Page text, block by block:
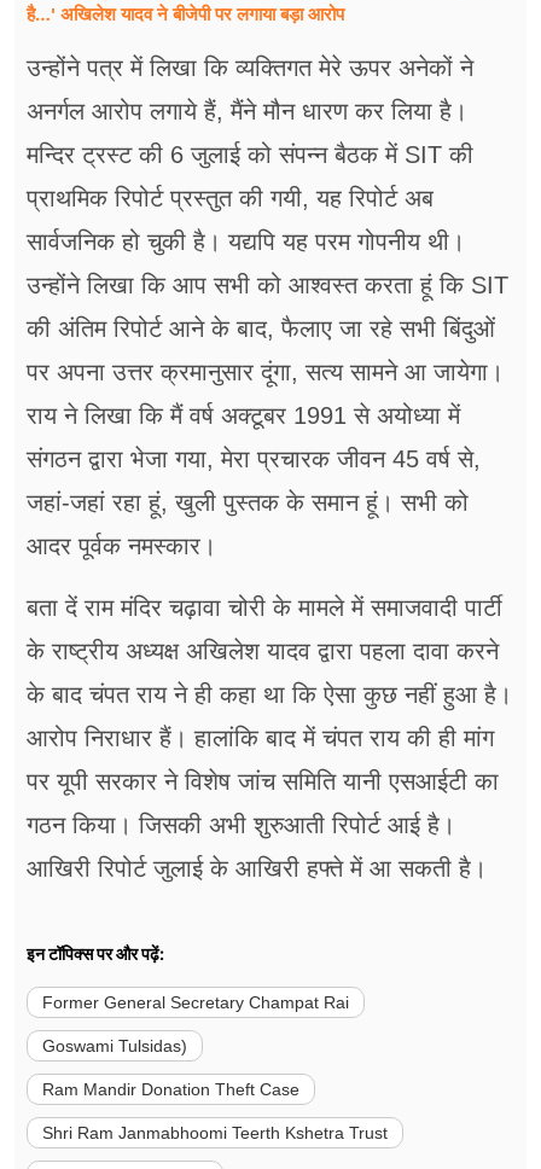
है…' अखिलेश यादव ने बीजेपी पर लगाया बड़ा आरोप
उन्होंने पत्र में लिखा कि व्यक्तिगत मेरे ऊपर अनेकों ने
अनर्गल आरोप लगाये हैं, मैंने मौन धारण कर लिया है।
मन्दिर ट्रस्ट की 6 जुलाई को संपन्न बैठक में SIT की
प्राथमिक रिपोर्ट प्रस्तुत की गयी, यह रिपोर्ट अब
सार्वजनिक हो चुकी है। यद्यपि यह परम गोपनीय थी।
उन्होंने लिखा कि आप सभी को आश्वस्त करता हूं कि SIT
की अंतिम रिपोर्ट आने के बाद, फैलाए जा रहे सभी बिंदुओं
पर अपना उत्तर क्रमानुसार दूंगा, सत्य सामने आ जायेगा।
राय ने लिखा कि मैं वर्ष अक्टूबर 1991 से अयोध्या में
संगठन द्वारा भेजा गया, मेरा प्रचारक जीवन 45 वर्ष से,
जहां-जहां रहा हूं, खुली पुस्तक के समान हूं। सभी को
आदर पूर्वक नमस्कार।
बता दें राम मंदिर चढ़ावा चोरी के मामले में समाजवादी पार्टी
के राष्ट्रीय अध्यक्ष अखिलेश यादव द्वारा पहला दावा करने
के बाद चंपत राय ने ही कहा था कि ऐसा कुछ नहीं हुआ है।
आरोप निराधार हैं। हालांकि बाद में चंपत राय की ही मांग
पर यूपी सरकार ने विशेष जांच समिति यानी एसआईटी का
गठन किया। जिसकी अभी शुरुआती रिपोर्ट आई है।
आखिरी रिपोर्ट जुलाई के आखिरी हफ्ते में आ सकती है।
इन टॉपिक्स पर और पढ़ें:
Former General Secretary Champat Rai
Goswami Tulsidas)
Ram Mandir Donation Theft Case
Shri Ram Janmabhoomi Teerth Kshetra Trust